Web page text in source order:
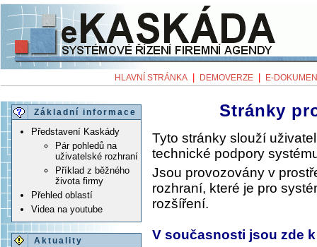
HLAVNÍ STRÁNKA DEMOVERZE E-
Základní informace
Představení Kaskády
Pár pohledů na
uživatelské rozhraní
Příklad z běžného
života firmy
Přehled oblastí
Videa na youtube
Aktuality
Stránky
Tyto stránky slouží
technické podpory
Jsou provozovány v
rozhraní, které je pro
rozšíření.
V současnosti jsou zde